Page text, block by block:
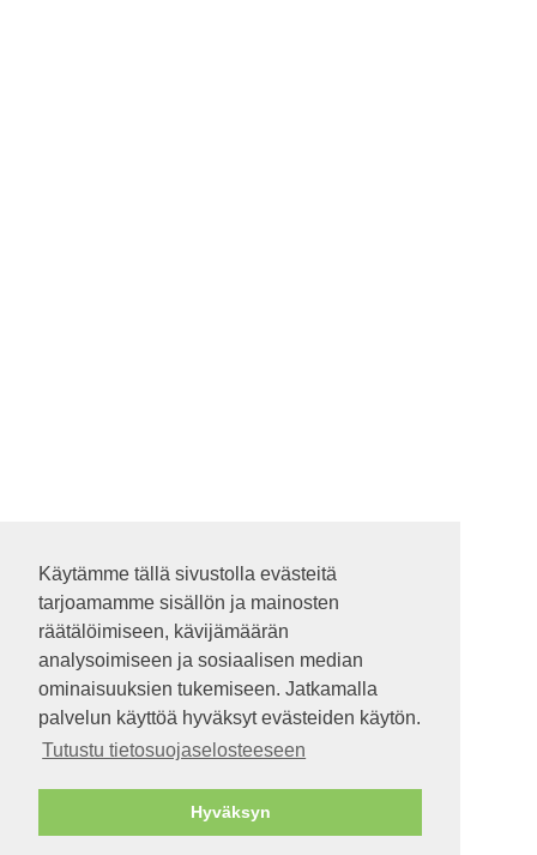
Käytämme tällä sivustolla evästeitä
tarjoamamme sisällön ja mainosten
räätälöimiseen, kävijämäärän
analysoimiseen ja sosiaalisen median
ominaisuuksien tukemiseen. Jatkamalla
palvelun käyttöä hyväksyt evästeiden käytön.
Tutustu tietosuojaselosteeseen
Hyväksyn
Käytämme tällä sivustolla evästeitä
tarjoamamme sisällön ja mainosten
räätälöimiseen, kävijämäärän
analysoimiseen ja sosiaalisen median
ominaisuuksien tukemiseen. Jatkamalla
palvelun käyttöä hyväksyt evästeiden käytön.
Tutustu tietosuojaselosteeseen
Hyväksyn